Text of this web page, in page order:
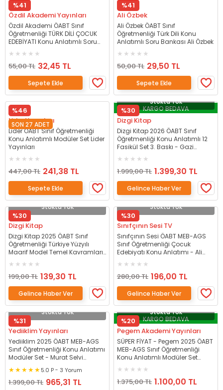
%41
Özdil Akademi Yayınları
Özdil Akademi ÖABT Sınıf
Öğretmenliği TÜRK DİLİ ÇOCUK
EDEBİYATI Konu Anlatımlı Soru
Akademi
55,00 TL 32,45 TL
Sepete Ekle
%41
Ali Özbek
Ali Özbek ÖABT Sınıf
Öğretmenliği Türk Dili Konu
Anlatımlı Soru Bankası Ali Özbek
50,00 TL 29,50 TL
Sepete Ekle
%46
SON 27 ADET
Lider Yayınları
Lider ÖABT Sınıf Öğretmenliği
Konu Anlatımlı Modüler Set Lider
Yayınları
447,00 TL 241,38 TL
Sepete Ekle
Stokta Yok
%30 KARGO BEDAVA
Dizgi Kitap
Dizgi Kitap 2026 ÖABT Sınıf
Öğretmenliği Konu Anlatımlı 12
Fasikül Set 3. Baskı - Gazi
Kitap Yayınları
1.999,00 TL 1.399,30 TL
Gelince Haber Ver
Stokta Yok
%30
Dizgi Kitap
Dizgi Kitap 2025 ÖABT Sınıf
Öğretmenliği Türkiye Yüzyılı
Maarif Model Temel Kavramları
Anlatımı - Furkan Rençber Dizgi
Kitap Yayınları
199,00 TL 139,30 TL
Gelince Haber Ver
Stokta Yok
%30
Sınıfçının Sesi TV
Sınıfçının Sesi ÖABT MEB-AGS
Sınıf Öğretmenliği Çocuk
Edebiyatı Konu Anlatımı - Ali
280,00 TL 196,00 TL
Gelince Haber Ver
Stokta Yok
%31
Yediiklim Yayınları
Yediiklim 2025 ÖABT MEB-AGS
Sınıf Öğretmenliği Konu Anlatımı
Modüler Set - Murat Selvi
5.0 P - 3 Yorum
1.399,00 TL 965,31 TL
Stokta Yok
%20 KARGO BEDAVA
Pegem Akademi Yayınları
SÜPER FİYAT - Pegem 2025 ÖABT
MEB-AGS Sınıf Öğretmenliği
Konu Anlatımlı Modüler Set
1.375,00 TL 1.100,00 TL